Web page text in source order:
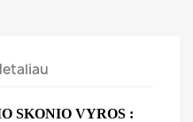
SKONIO VYROS :